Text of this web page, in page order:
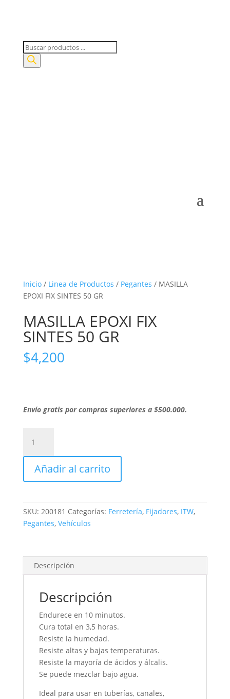
Búsqueda
de
productos
Inicio/ Linea de Productos / Pegantes / MASILLA
EPOXI FIX SINTES 50 GR
MASILLA EPOXI FIX
SINTES 50 GR
$4,200
Envío gratis por compras superiores a $500.000.
EPOXI
FIX
SINTES
50
cantidad
Añadir al carrito
SKU: 200181 Categorías: Ferretería, Fijadores, ITW,
Pegantes, Vehículos
Descripción
Descripción
Endurece en 10 minutos.
Cura total en 3,5 horas.
Resiste la humedad.
Resiste altas y bajas temperaturas.
Resiste la mayoría de ácidos y álcalis.
Se puede mezclar bajo agua.
Ideal para usar en tuberías, canales,